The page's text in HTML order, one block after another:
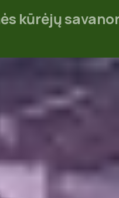
kūrėjų